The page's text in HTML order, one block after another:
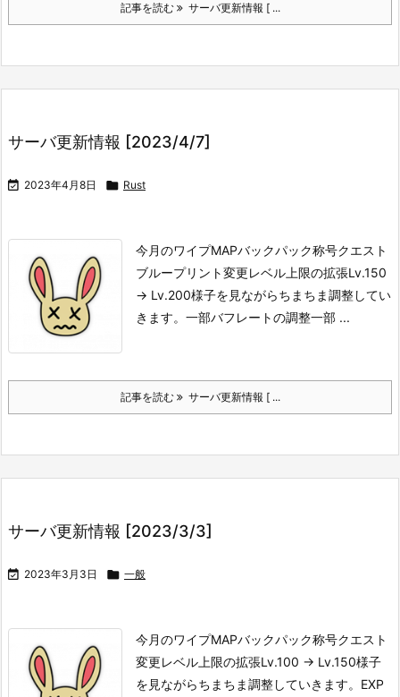
記事を読む サーバ更新情報 [ ...
サーバ更新情報 [2023/4/7]
 2023年4月8日  Rust
今月のワイプMAPバックパック称号クエスト
ブループリント変更レベル上限の拡張Lv.150
→ Lv.200様子を見ながらちまちま調整してい
きます。 一部バフレートの調整一部 ...
記事を読む サーバ更新情報 [ ...
サーバ更新情報 [2023/3/3]
 2023年3月3日  一般
今月のワイプMAPバックパック称号クエスト
変更レベル上限の拡張Lv.100 → Lv.150様子
を見ながらちまちま調整していきます。 EXP